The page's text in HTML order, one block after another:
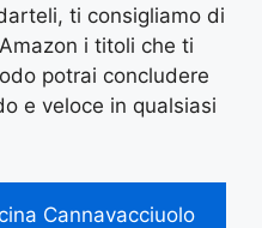
ti consigliamo di
i titoli che ti
potrai concludere
e veloce in qualsiasi
Cannavacciuolo